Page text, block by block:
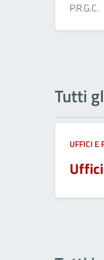
P.R.G.C.
Tutti
UFFICI E